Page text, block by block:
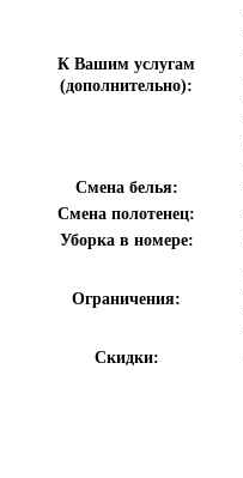
К Вашим услугам
(дополнительно):
Смена белья:
Смена полотенец:
Уборка в номере:
Ограничения:
Скидки: